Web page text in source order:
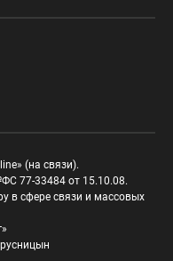
(на связи).
77-33484 от 15.10.08.
в сфере связи и массовых